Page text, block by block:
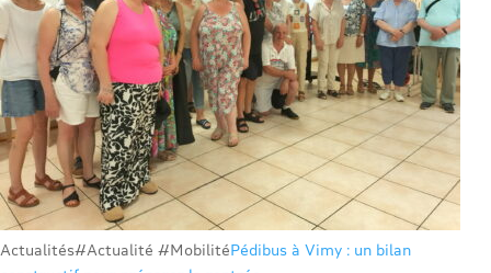
Actualités#Actualité #MobilitéPédibus à Vimy : un bilan